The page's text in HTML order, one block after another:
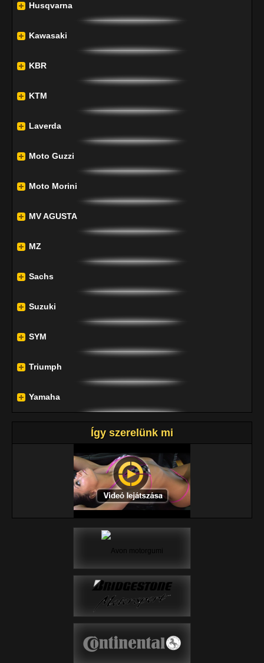
Husqvarna
Kawasaki
KBR
KTM
Laverda
Moto Guzzi
Moto Morini
MV AGUSTA
MZ
Sachs
Suzuki
SYM
Triumph
Yamaha
Így szerelünk mi